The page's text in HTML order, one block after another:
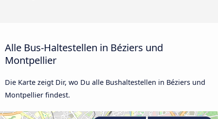
Alle Bus-Haltestellen in Béziers und
Montpellier
Die Karte zeigt Dir, wo Du alle Bushaltestellen in Béziers und
Montpellier findest.